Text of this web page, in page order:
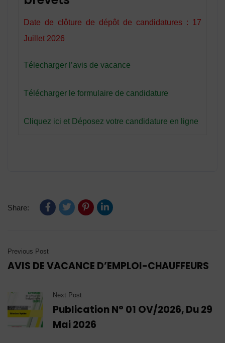
Date de clôture de dépôt de candidatures : 17
Juillet 2026
Télecharger l’avis de vacance
Télécharger le formulaire de candidature
Cliquez ici et Déposez votre candidature en ligne
Share:
Previous Post
AVIS DE VACANCE D’EMPLOI-CHAUFFEURS
Next Post
Publication N° 01 OV/2026, Du 29
Mai 2026